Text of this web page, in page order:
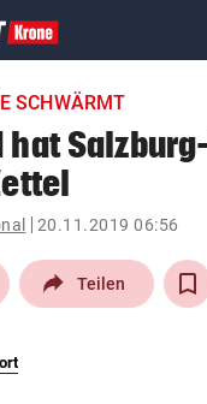
SCHWÄRMT
hat
20.11.2019 06:56
Teilen